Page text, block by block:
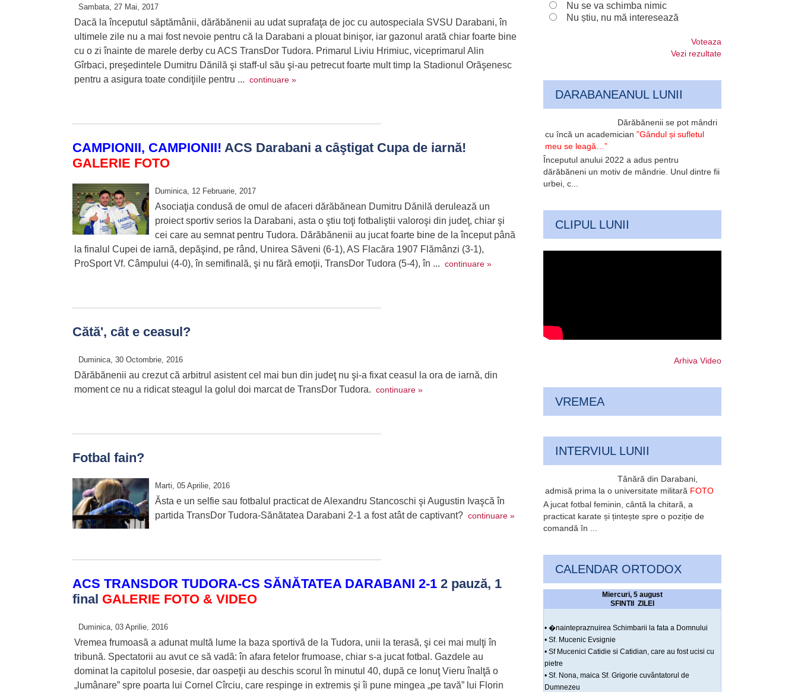
Sambata, 27 Mai, 2017
Dacă la începutul săptămânii, dărăbănenii au udat suprafaţa de joc cu autospeciala SVSU Darabani, în
ultimele zile nu a mai fost nevoie pentru că la Darabani a plouat binişor, iar gazonul arată chiar foarte bine
cu o zi înainte de marele derby cu ACS TransDor Tudora. Primarul Liviu Hrimiuc, viceprimarul Alin
Gîrbaci, preşedintele Dumitru Dănilă şi staff-ul său şi-au petrecut foarte mult timp la Stadionul Orăşenesc
pentru a asigura toate condiţiile pentru ... continuare »
CAMPIONII, CAMPIONII! ACS Darabani a câştigat Cupa de iarnă!
GALERIE FOTO
Duminica, 12 Februarie, 2017
Asociaţia condusă de omul de afaceri dărăbănean Dumitru Dănilă derulează un
proiect sportiv serios la Darabani, asta o ştiu toţi fotbaliştii valoroşi din judeţ, chiar şi
cei care au semnat pentru Tudora. Dărăbănenii au jucat foarte bine de la început până
la finalul Cupei de iarnă, depăşind, pe rând, Unirea Săveni (6-1), AS Flacăra 1907 Flămânzi (3-1),
ProSport Vf. Câmpului (4-0), în semifinală, şi nu fără emoţii, TransDor Tudora (5-4), în ... continuare »
Cătă', cât e ceasul?
Duminica, 30 Octombrie, 2016
Dărăbănenii au crezut că arbitrul asistent cel mai bun din judeţ nu şi-a fixat ceasul la ora de iarnă, din
moment ce nu a ridicat steagul la golul doi marcat de TransDor Tudora. continuare »
Fotbal fain?
Marti, 05 Aprilie, 2016
Ăsta e un selfie sau fotbalul practicat de Alexandru Stancoschi şi Augustin Ivaşcă în
partida TransDor Tudora-Sănătatea Darabani 2-1 a fost atât de captivant? continuare »
ACS TRANSDOR TUDORA-CS SĂNĂTATEA DARABANI 2-1 2 pauză, 1
final GALERIE FOTO & VIDEO
Duminica, 03 Aprilie, 2016
Vremea frumoasă a adunat multă lume la baza sportivă de la Tudora, unii la terasă, şi cei mai mulţi în
tribună. Spectatorii au avut ce să vadă: în afara fetelor frumoase, chiar s-a jucat fotbal. Gazdele au
dominat la capitolul posesie, dar oaspeţii au deschis scorul în minutul 40, după ce Ionuţ Vieru înalţă o
„lumânare” spre poarta lui Cornel Cîrciu, care respinge in extremis şi îi pune mingea „pe tavă” lui Florin
Nu se va schimba nimic
Nu știu, nu mă interesează
Voteaza
Vezi rezultate
DARABANEANUL LUNII
Dărăbănenii se pot mândri
cu încă un academician ”Gândul și sufletul
meu se leagă…”
Începutul anului 2022 a adus pentru
dărăbăneni un motiv de mândrie. Unul dintre fii
urbei, c...
CLIPUL LUNII
Arhiva Video
VREMEA
INTERVIUL LUNII
Tânără din Darabani,
admisă prima la o universitate militară FOTO
A jucat fotbal feminin, cântă la chitară, a
practicat karate și țintește spre o poziție de
comandă în ...
CALENDAR ORTODOX
Miercuri, 5 august
SFINTII ZILEI
• �naintepraznuirea Schimbarii la fata a Domnului
• Sf. Mucenic Evsignie
• Sf Mucenici Catidie si Catidian, care au fost ucisi cu
pietre
• Sf. Nona, maica Sf. Grigorie cuvântatorul de
Dumnezeu